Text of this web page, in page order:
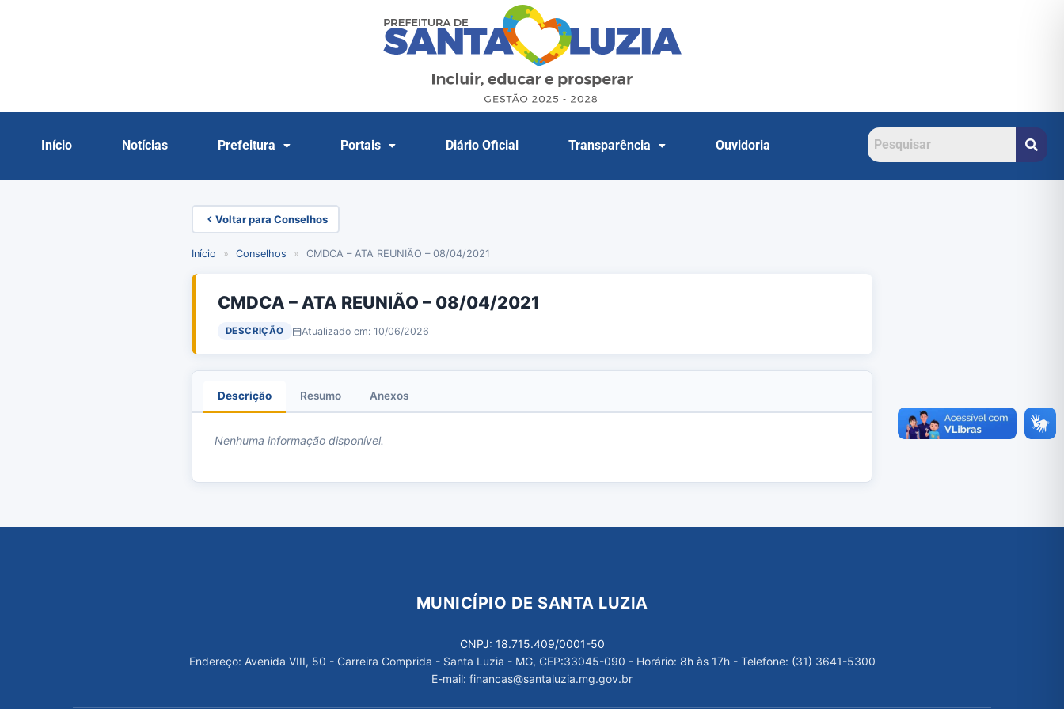
Início Notícias Prefeitura Portais Diário Oficial Transparência Ouvidoria
Voltar para Conselhos
Início » Conselhos » CMDCA – ATA REUNIÃO – 08/04/2021
CMDCA – ATA REUNIÃO – 08/04/2021
DESCRIÇÃO Atualizado em: 10/06/2026
Descrição Resumo Anexos
Nenhuma informação disponível.
MUNICÍPIO DE SANTA LUZIA
CNPJ: 18.715.409/0001-50
Endereço: Avenida VIII, 50 - Carreira Comprida - Santa Luzia - MG, CEP:33045-090 - Horário: 8h às 17h - Telefone: (31) 3641-5300
E-mail: financas@santaluzia.mg.gov.br